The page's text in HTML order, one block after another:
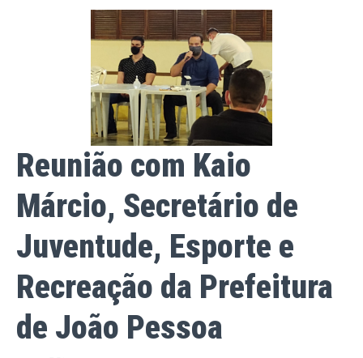
Reunião com Kaio
Márcio, Secretário de
Juventude, Esporte e
Recreação da Prefeitura
de João Pessoa